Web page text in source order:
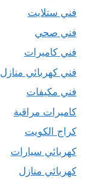
فني ستلايت
فني صحي
فني كاميرات
فني كهربائي منازل
فني مكيفات
كاميرات مراقبة
كراج الكويت
كهربائي سيارات
كهربائي منازل